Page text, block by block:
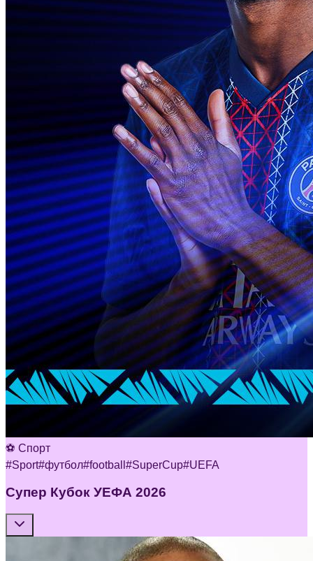
⚽ Спорт
#Sport#футбол#football #SuperCup#UEFA
Супер Кубок УЕФА 2026